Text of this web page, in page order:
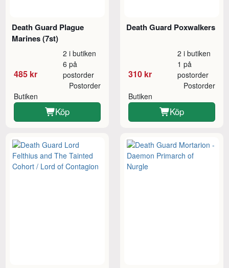
Death Guard Plague
Marines (7st)
485 kr
2 i butiken
6 på
postorder
Butiken
Postorder
Köp
Death Guard Poxwalkers
310 kr
2 i butiken
1 på
postorder
Butiken
Postorder
Köp